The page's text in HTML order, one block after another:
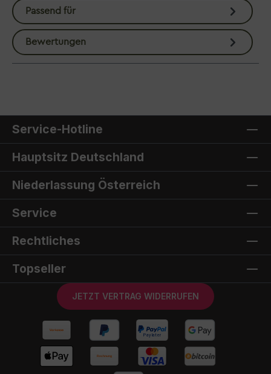
Passend für
Bewertungen
Service-Hotline
Hauptsitz Deutschland
Niederlassung Österreich
Service
Rechtliches
Topseller
JETZT VERTRAG WIDERRUFEN